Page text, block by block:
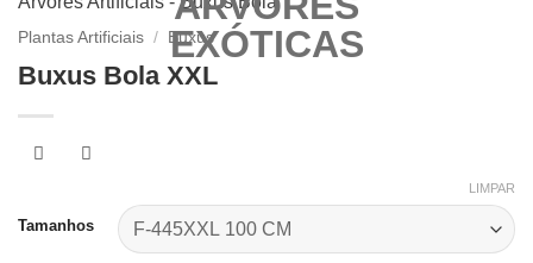
Plantas Artificiais / Buxus
Buxus Bola XXL
Tamanhos
LIMPAR